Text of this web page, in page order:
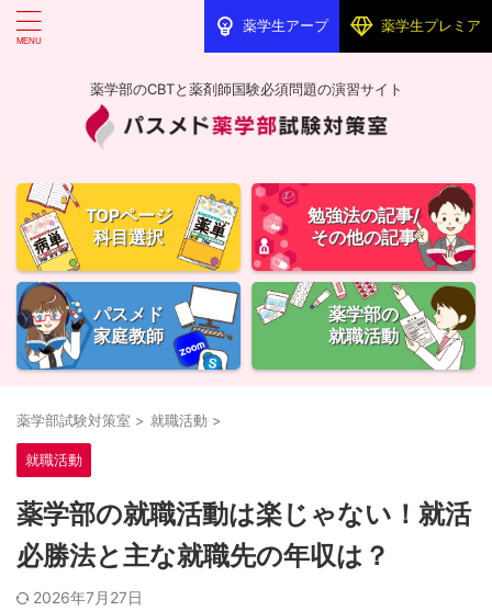
薬学生アープ 薬学生プレミア
薬学部のCBTと薬剤師国験必須問題の演習サイト
TOPページ
科目選択
勉強法の記事/
その他の記事
パスメド
家庭教師
薬学部の
就職活動
薬学部試験対策室 > 就職活動 >
就職活動
薬学部の就職活動は楽じゃない！就活
必勝法と主な就職先の年収は？
2026年7月27日